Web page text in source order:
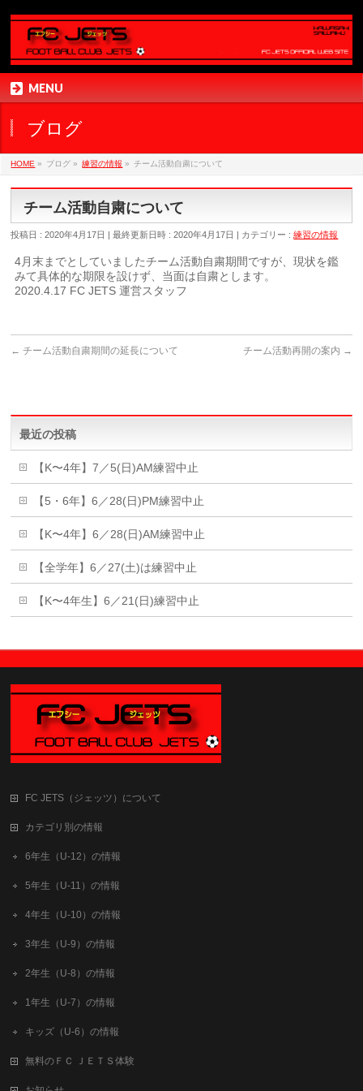
MENU
ブログ
HOME » ブログ » 練習の情報 » チーム活動自粛について
チーム活動自粛について
投稿日 : 2020年4月17日 最終更新日時 : 2020年4月17日 カテゴリー :練習の情報
4月末までとしていましたチーム活動自粛期間ですが、現状を鑑
みて具体的な期限を設けず、当面は自粛とします。
2020.4.17 FC JETS 運営スタッフ
← チーム活動自粛期間の延長について チーム活動再開の案内 →
最近の投稿
【K〜4年】7／5(日)AM練習中止
【5・6年】6／28(日)PM練習中止
【K〜4年】6／28(日)AM練習中止
【全学年】6／27(土)は練習中止
【K〜4年生】6／21(日)練習中止
FC JETS（ジェッツ）について
カテゴリ別の情報
6年生（U-12）の情報
5年生（U-11）の情報
4年生（U-10）の情報
3年生（U-9）の情報
2年生（U-8）の情報
1年生（U-7）の情報
キッズ（U-6）の情報
無料のＦＣ ＪＥＴＳ体験